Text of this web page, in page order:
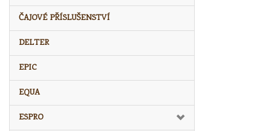
ČAJOVÉ PŘÍSLUŠENSTVÍ
DELTER
EPIC
EQUA
ESPRO